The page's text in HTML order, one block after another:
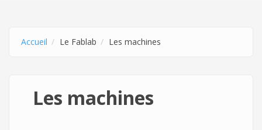
Accueil Le Fablab Les machines
Les machines